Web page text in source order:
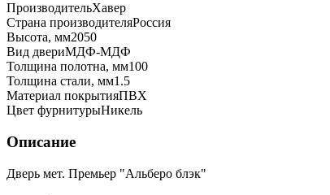
ПроизводительХавер
Страна производителяРоссия
Высота, мм2050
Вид двериМДФ-МДФ
Толщина полотна, мм100
Толщина стали, мм1.5
Материал покрытияПВХ
Цвет фурнитурыНикель
Описание
Дверь мет. Премьер "Альберо блэк"